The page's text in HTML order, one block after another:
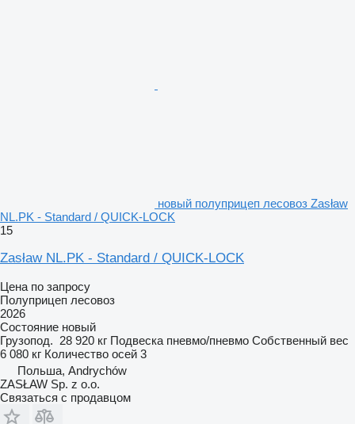
новый полуприцеп лесовоз Zasław
NL.PK - Standard / QUICK-LOCK
15
Zasław NL.PK - Standard / QUICK-LOCK
Цена по запросу
Полуприцеп лесовоз
2026
Состояние новый
Грузопод. 28 920 кг Подвеска пневмо/пневмо Собственный вес
6 080 кг Количество осей 3
Польша, Andrychów
ZASŁAW Sp. z o.o.
Связаться с продавцом